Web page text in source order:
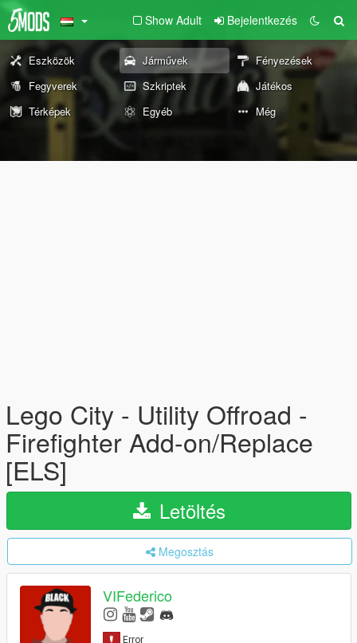
Show Adult Bejelentkezés
Eszközök Járművek
Fényezések
Fegyverek
Szkriptek
Játékos
Térképek
Egyéb Még
Lego City - Utility Offroad -
Firefighter Add-on/Replace
[ELS]
Letöltés
Megosztás
VIFederico